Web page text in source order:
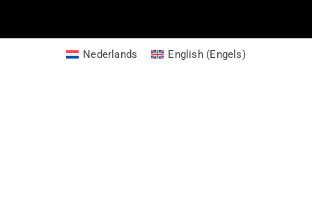
Nederlands English(Engels)